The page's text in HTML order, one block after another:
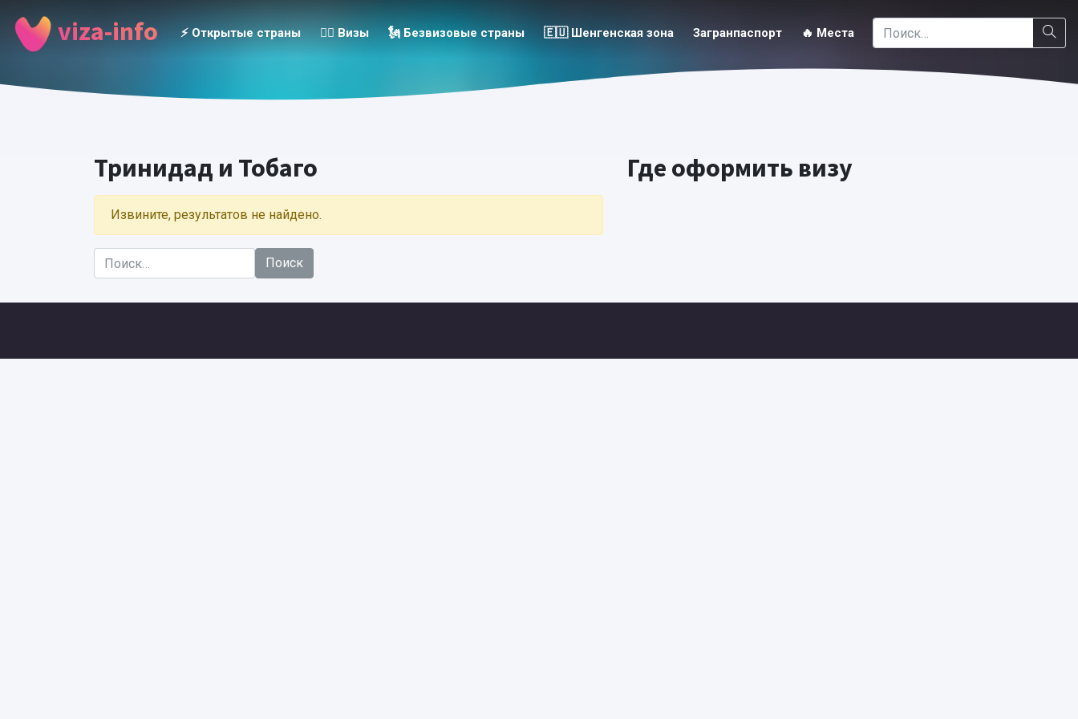
viza-info ⚡️ Открытые страны 👮‍♂️ Визы 🗽 Безвизовые страны 🇪🇺 Шенгенская зона Загранпаспорт 🔥 Места
Тринидад и Тобаго
Извините, результатов не найдено.
Где оформить визу